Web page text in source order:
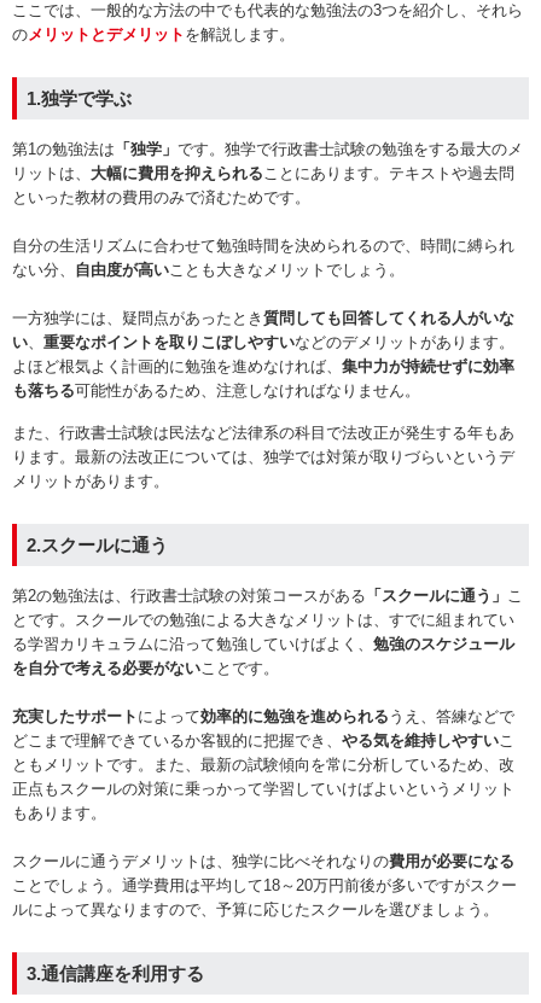
ここでは、一般的な方法の中でも代表的な勉強法の3つを紹介し、それら
のメリットとデメリット を解説します。
1.独学で学ぶ
第1の勉強法は 「独学」 です。独学で行政書士試験の勉強をする最大のメ
リットは、 大幅に費用を抑えられることにあります。テキストや過去問
といった教材の費用のみで済むためです。
自分の生活リズムに合わせて勉強時間を決められるので、時間に縛られ
ない分、 自由度が高いことも大きなメリットでしょう。
一方独学には、疑問点があったとき 質問しても回答してくれる人がいな
い、 重要なポイントを取りこぼしやすいなどのデメリットがあります。
よほど根気よく計画的に勉強を進めなければ、 集中力が持続せずに効率
も落ちる可能性があるため、注意しなければなりません。
また、行政書士試験は民法など法律系の科目で法改正が発生する年もあ
ります。最新の法改正については、独学では対策が取りづらいというデ
メリットがあります。
2.スクールに通う
第2の勉強法は、行政書士試験の対策コースがある 「スクールに通う」 こ
とです。スクールでの勉強による大きなメリットは、すでに組まれてい
る学習カリキュラムに沿って勉強していけばよく、 勉強のスケジュール
を自分で考える必要がないことです。
充実したサポート によって効率的に勉強を進められる うえ、答練などで
どこまで理解できているか客観的に把握でき、 やる気を維持しやすいこ
ともメリットです。また、最新の試験傾向を常に分析しているため、改
正点もスクールの対策に乗っかって学習していけばよいというメリット
もあります。
スクールに通うデメリットは、独学に比べそれなりの費用が必要になる
ことでしょう。通学費用は平均して18～20万円前後が多いですがスクー
ルによって異なりますので、予算に応じたスクールを選びましょう。
3.通信講座を利用する